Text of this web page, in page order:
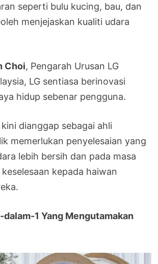
seperti bulu kucing, bau, dan
menjejaskan kualiti udara
Choi, Pengarah Urusan LG
LG sentiasa berinovasi
hidup sebenar pengguna.
dianggap sebagai ahli
memerlukan penyelesaian yang
lebih bersih dan pada masa
kepada haiwan
dalam-1 Yang Mengutamakan